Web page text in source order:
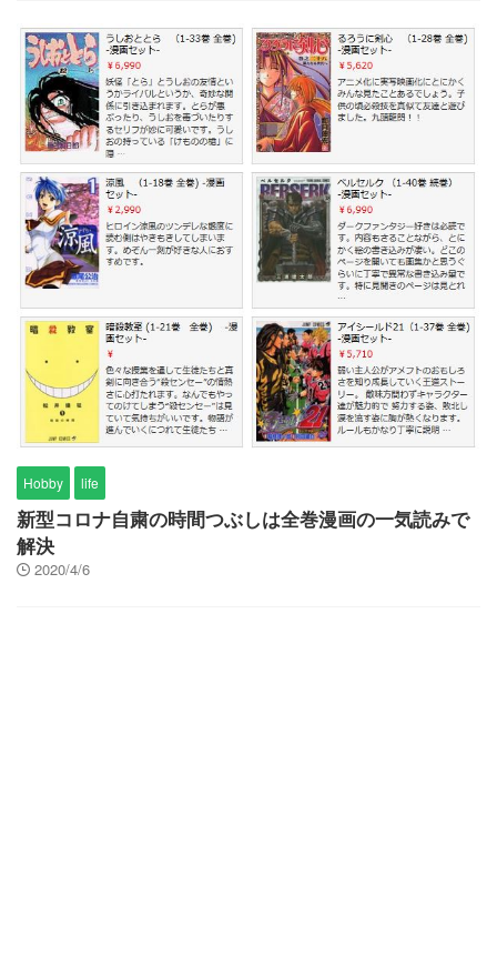
Hobby life
新型コロナ自粛の時間つぶしは全巻漫画の一気読みで
解決
2020/4/6